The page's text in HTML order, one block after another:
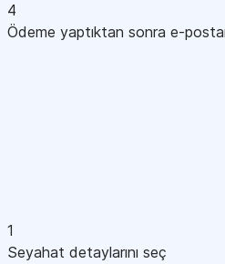
4
Ödeme yaptıktan sonra e-
1
Seyahat detaylarını seç